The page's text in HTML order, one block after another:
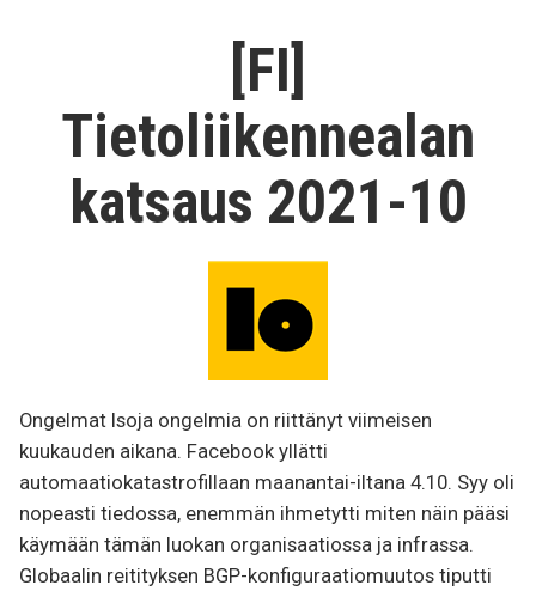
[FI]
Tietoliikennealan
katsaus 2021-10
Ongelmat Isoja ongelmia on riittänyt viimeisen
kuukauden aikana. Facebook yllätti
automaatiokatastrofillaan maanantai-iltana 4.10. Syy oli
nopeasti tiedossa, enemmän ihmetytti miten näin pääsi
käymään tämän luokan organisaatiossa ja infrassa.
Globaalin reitityksen BGP-konfiguraatiomuutos tiputti